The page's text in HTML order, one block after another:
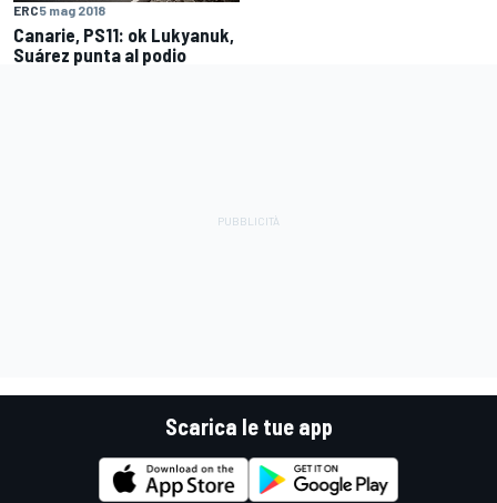
ERC5 mag 2018
Canarie, PS11: ok Lukyanuk,
Suárez punta al podio
Scarica le tue app